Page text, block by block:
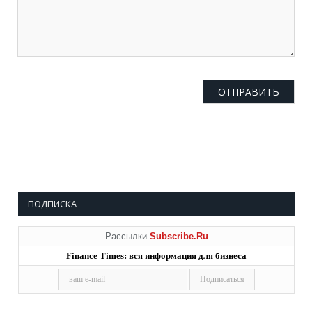
ПОДПИСКА
Рассылки Subscribe.Ru
Finance Times: вся информация для бизнеса